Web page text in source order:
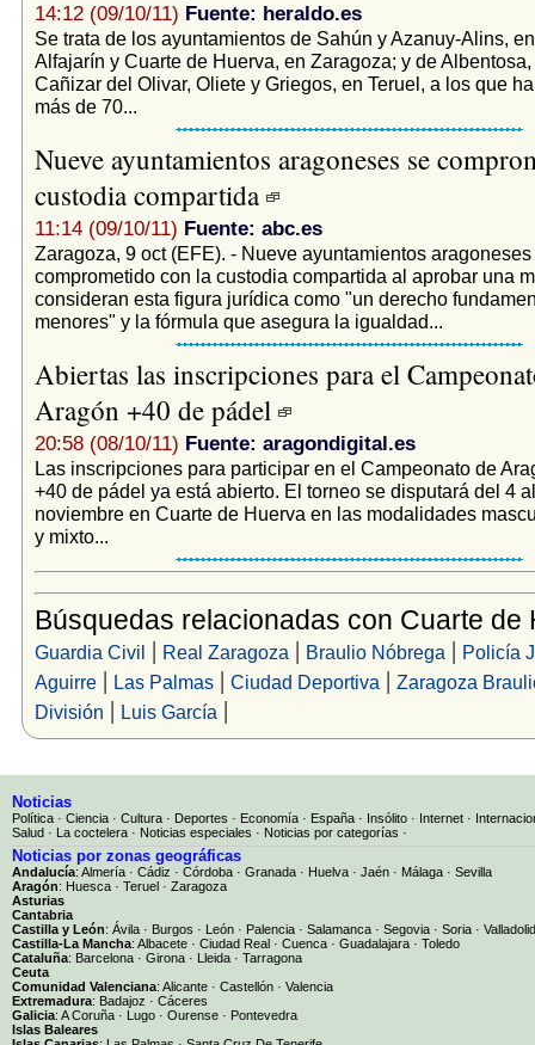
14:12 (09/10/11) Fuente: heraldo.es
Se trata de los ayuntamientos de Sahún y Azanuy-Alins,
Alfajarín y Cuarte de Huerva, en Zaragoza; y de
Cañizar del Olivar, Oliete y Griegos, en Teruel, a los que
más de 70...
Nueve ayuntamientos aragoneses se
custodia compartida
11:14 (09/10/11) Fuente: abc.es
Zaragoza, 9 oct (EFE). - Nueve ayuntamientos
comprometido con la custodia compartida al aprobar una
consideran esta figura jurídica como "un derecho
menores" y la fórmula que asegura la igualdad...
Abiertas las inscripciones para el
Aragón +40 de pádel
20:58 (08/10/11) Fuente: aragondigital.es
Las inscripciones para participar en el Campeonato de
+40 de pádel ya está abierto. El torneo se disputará del 4
noviembre en Cuarte de Huerva en las modalidades
y mixto...
Búsquedas relacionadas con Cuarte de
Guardia Civil | Real Zaragoza | Braulio Nóbrega | Policía
Aguirre| Las Palmas| Ciudad Deportiva | Zaragoza
División | Luis García |
Noticias
Política · Ciencia · Cultura · Deportes · Economía · España · Insólito · Internet ·
Salud · La coctelera · Noticias especiales · Noticias por categorías ·
Noticias por zonas geográficas
Andalucía: Almería · Cádiz · Córdoba · Granada · Huelva · Jaén · Málaga · Sevilla
Aragón: Huesca · Teruel · Zaragoza
Asturias
Cantabria
Castilla y León: Ávila · Burgos · León · Palencia · Salamanca · Segovia · Soria · Valladolid
Castilla-La Mancha: Albacete · Ciudad Real · Cuenca · Guadalajara · Toledo
Cataluña: Barcelona · Girona · Lleida · Tarragona
Ceuta
Comunidad Valenciana: Alicante · Castellón · Valencia
Extremadura: Badajoz · Cáceres
Galicia: A Coruña · Lugo · Ourense · Pontevedra
Islas Baleares